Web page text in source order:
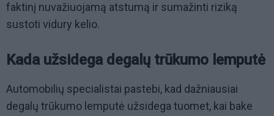
faktinį nuvažiuojamą atstumą ir sumažinti riziką
sustoti vidury kelio.
Kada užsidega degalų trūkumo lemputė
Automobilių specialistai pastebi, kad dažniausiai
degalų trūkumo lemputė užsidega tuomet, kai bake